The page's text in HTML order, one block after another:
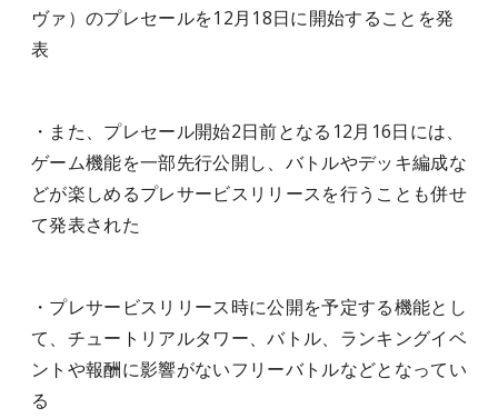
ヴァ）のプレセールを12月18日に開始することを発
表
・また、プレセール開始2日前となる12月16日には、
ゲーム機能を一部先行公開し、バトルやデッキ編成な
どが楽しめるプレサービスリリースを行うことも併せ
て発表された
・プレサービスリリース時に公開を予定する機能とし
て、チュートリアルタワー、バトル、ランキングイベ
ントや報酬に影響がないフリーバトルなどとなってい
る